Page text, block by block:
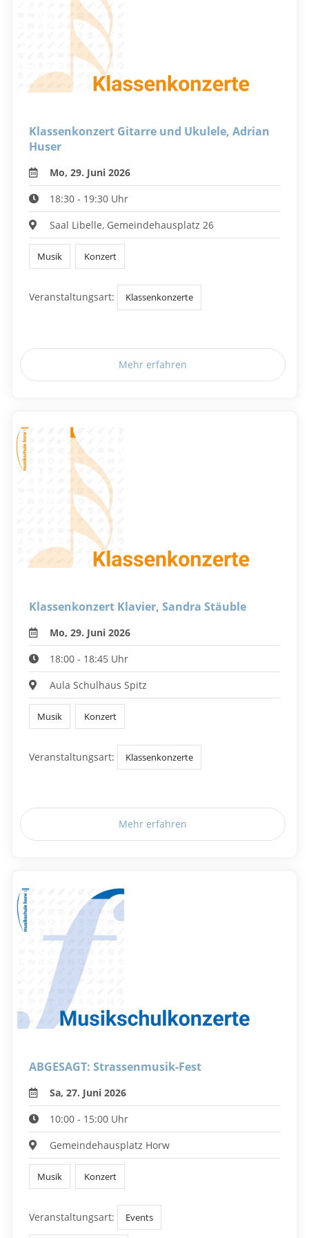
Klassenkonzert Gitarre und Ukulele, Adrian
Huser
Mo, 29. Juni 2026
18:30 - 19:30 Uhr
Saal Libelle, Gemeindehausplatz 26
Musik Konzert
Veranstaltungsart: Klassenkonzerte
Mehr erfahren
Klassenkonzert Klavier, Sandra Stäuble
Mo, 29. Juni 2026
18:00 - 18:45 Uhr
Aula Schulhaus Spitz
Musik Konzert
Veranstaltungsart: Klassenkonzerte
Mehr erfahren
ABGESAGT: Strassenmusik-Fest
Sa, 27. Juni 2026
10:00 - 15:00 Uhr
Gemeindehausplatz Horw
Musik Konzert
Veranstaltungsart: Events